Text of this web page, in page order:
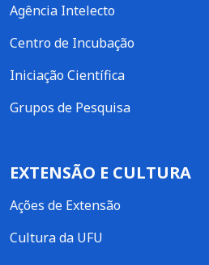
Agência Intelecto
Centro de Incubação
Iniciação Científica
Grupos de Pesquisa
EXTENSÃO E CULTURA
Ações de Extensão
Cultura da UFU